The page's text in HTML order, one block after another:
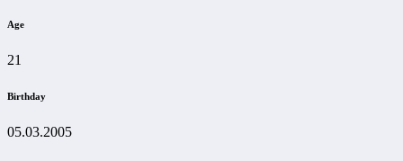
Age
21
Birthday
05.03.2005